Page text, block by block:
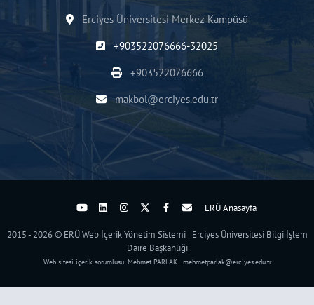
Erciyes Üniversitesi Merkez Kampüsü
+903522076666-32025
+903522076666
makbol@erciyes.edu.tr
ERÜ Anasayfa
2015 - 2026 © ERÜ Web İçerik Yönetim Sistemi | Erciyes Üniversitesi Bilgi İşlem
Daire Başkanlığı
Web sitesi içerik sorumlusu: Mehmet PARLAK - mehmetparlak@erciyes.edu.tr